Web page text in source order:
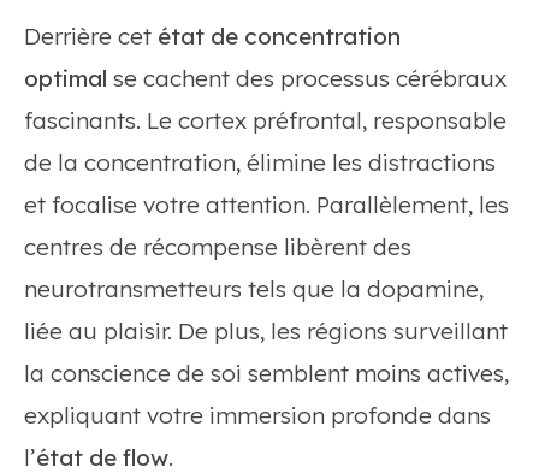
Derrière cet état de concentration
optimal se cachent des processus cérébraux
fascinants. Le cortex préfrontal, responsable
de la concentration, élimine les distractions
et focalise votre attention. Parallèlement, les
centres de récompense libèrent des
neurotransmetteurs tels que la dopamine,
liée au plaisir. De plus, les régions surveillant
la conscience de soi semblent moins actives,
expliquant votre immersion profonde dans
l’état de flow.